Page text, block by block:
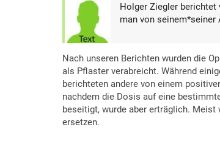
Holger Ziegler
man von seinem*seiner
Nach unseren Berichten wurden die
als Pflaster verabreicht. Während
berichteten andere von einem
nachdem die Dosis auf eine
beseitigt, wurde aber erträglich. Meist
ersetzen.